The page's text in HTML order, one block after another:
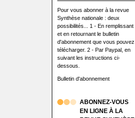
Pour vous abonner à la revue
Synthèse nationale : deux
possibilités... 1 - En remplissant
et en retournant le bulletin
d'abonnement que vous pouvez
télécharger. 2 - Par Paypal, en
suivant les instructions ci-
dessous.
Bulletin d'abonnement
ABONNEZ-VOUS
EN LIGNE À LA